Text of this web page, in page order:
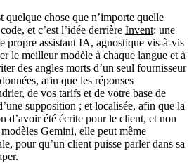
quelque chose que n’importe quelle
et c’est l’idée derrière Invent: une
propre assistant IA, agnostique vis-à-vis
le meilleur modèle à chaque langue et à
des angles morts d’un seul fournisseur
afin que les réponses
de vos tarifs et de votre base de
supposition ; et localisée, afin que la
d’avoir été écrite pour le client, et non
Gemini, elle peut même
pour qu’un client puisse parler dans sa